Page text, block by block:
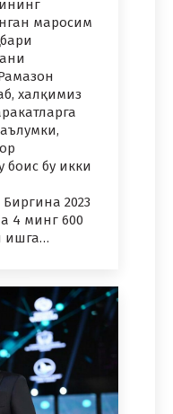
маросим
халқимиз
боис бу икки
2023
4 минг 600
ишга…